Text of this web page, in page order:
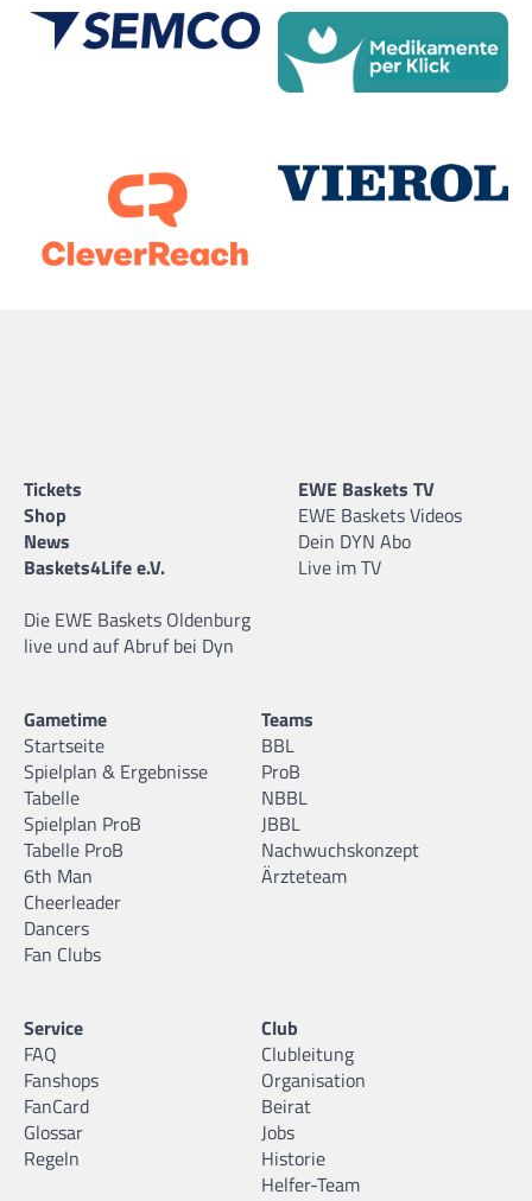
Tickets
Shop
News
Baskets4Life e.V.
Die EWE Baskets Oldenburg
live und auf Abruf bei Dyn
EWE Baskets TV
EWE Baskets Videos
Dein DYN Abo
Live im TV
Gametime
Startseite
Spielplan & Ergebnisse
Tabelle
Spielplan ProB
Tabelle ProB
6th Man
Cheerleader
Dancers
Fan Clubs
Teams
BBL
ProB
NBBL
JBBL
Nachwuchskonzept
Ärzteteam
Service
FAQ
Fanshops
FanCard
Glossar
Regeln
Club
Clubleitung
Organisation
Beirat
Jobs
Historie
Helfer-Team